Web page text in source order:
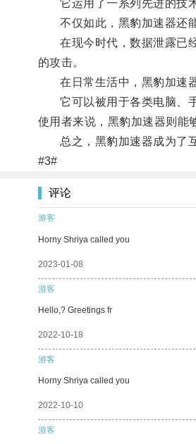
它运用了一系列先进的技术
不仅如此，黑豹加速器还能
在现今时代，数据泄露已经
的攻击。
在日常生活中，黑豹加速器
它可以被用于各类电脑、手
使用者来说，黑豹加速器则能
总之，黑豹加速器成为了互
#3#
评论
游客
Horny Shriya called you
2023-01-08
游客
Hello,? Greetings fr
2022-10-18
游客
Horny Shriya called you
2022-10-10
游客